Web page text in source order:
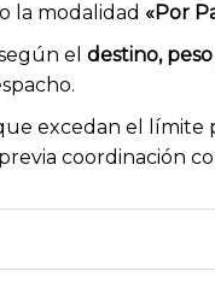
la modalidad «Por
el destino,
excedan el límite
coordinación